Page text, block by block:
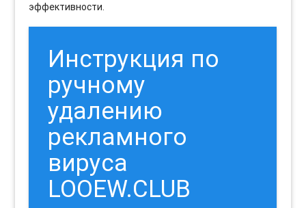
эффективности.
Инструкция по
ручному
удалению
рекламного
вируса
LOOEW.CLUB